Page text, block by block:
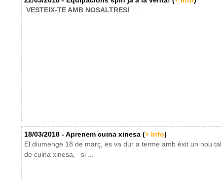
VESTEIX-TE AMB NOSALTRES!
18/03/2018 - Aprenem cuina xinesa (+ Info)
El diumenge 18 de març, es va dur a terme amb èxit un nou
de cuina xinesa, si ...